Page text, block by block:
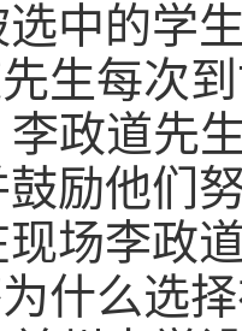
中的学
生每次
李政道先
励他们
场李政
什么选